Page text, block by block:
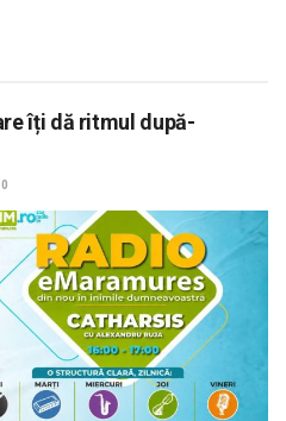
îți dă ritmul după-
0